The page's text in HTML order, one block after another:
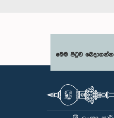
මෙම පිටුව බෙදාගන්න